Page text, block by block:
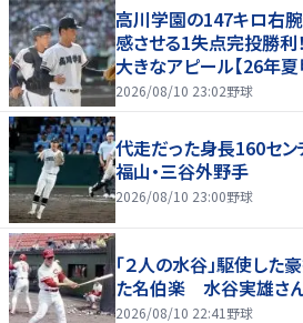
高川学園の147キロ右
感させる1失点完投勝利
大きなアピール【26年夏
2026/08/10 23:02野球
代走だった身長160セ
福山・三谷外野手
2026/08/10 23:00野球
「２人の水谷」駆使し
た名伯楽 水谷実雄さ
2026/08/10 22:41 野球